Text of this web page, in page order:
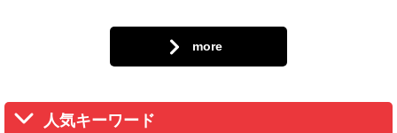
more
人気キーワード